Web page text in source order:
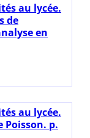
au lycée.
de
en
au lycée.
Poisson. p.